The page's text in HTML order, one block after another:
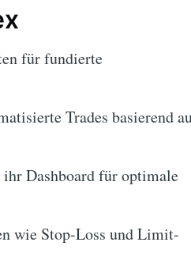
für fundierte
Trades basierend
Dashboard für optimale
wie Stop-Loss und Limit-